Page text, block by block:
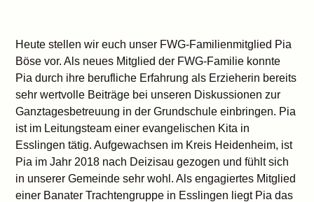
Heute stellen wir euch unser FWG-Familienmitglied Pia
Böse vor. Als neues Mitglied der FWG-Familie konnte
Pia durch ihre berufliche Erfahrung als Erzieherin bereits
sehr wertvolle Beiträge bei unseren Diskussionen zur
Ganztagesbetreuung in der Grundschule einbringen. Pia
ist im Leitungsteam einer evangelischen Kita in
Esslingen tätig. Aufgewachsen im Kreis Heidenheim, ist
Pia im Jahr 2018 nach Deizisau gezogen und fühlt sich
in unserer Gemeinde sehr wohl. Als engagiertes Mitglied
einer Banater Trachtengruppe in Esslingen liegt Pia das